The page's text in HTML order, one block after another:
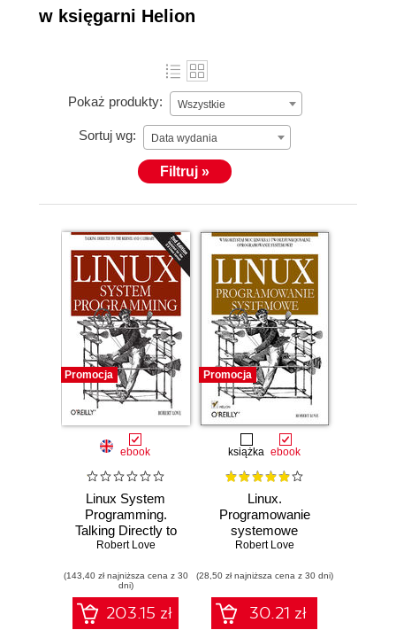
w księgarni Helion
Pokaż produkty: Wszystkie
Sortuj wg: Data wydania
Filtruj »
Promocja
ebook
Linux System
Programming.
Talking Directly to
the Kernel and C
Robert Love
(143,40 zł najniższa cena z 30
dni)
203.15 zł
Promocja
książka ebook
Linux.
Programowanie
systemowe
Robert Love
(28,50 zł najniższa cena z 30 dni)
30.21 zł